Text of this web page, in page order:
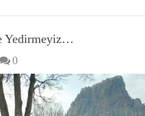
Yedirmeyiz…
0